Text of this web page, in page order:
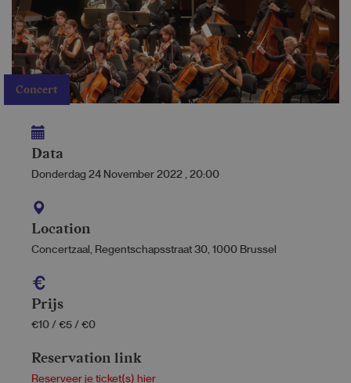
Concert
Data
Donderdag 24 November 2022 , 20:00
Location
Concertzaal, Regentschapsstraat 30, 1000 Brussel
Prijs
€10 / €5 / €0
Reservation link
Reserveer je ticket(s) hier